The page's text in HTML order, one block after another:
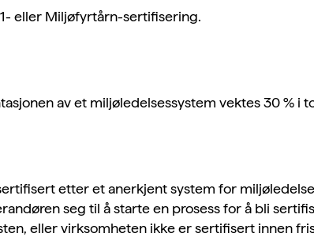
eller Miljøfyrtårn-sertifisering.
av et miljøledelsessystem vektes 30 % i
etter et anerkjent system for miljøledelse
seg til å starte en prosess for å bli
eller virksomheten ikke er sertifisert innen